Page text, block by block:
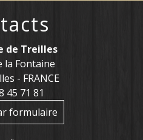
de Treilles
la Fontaine
- FRANCE
45 71 81
formulaire